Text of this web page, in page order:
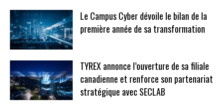
Le Campus Cyber dévoile le bilan de la
première année de sa transformation
TYREX annonce l’ouverture de sa filiale
canadienne et renforce son partenariat
stratégique avec SECLAB